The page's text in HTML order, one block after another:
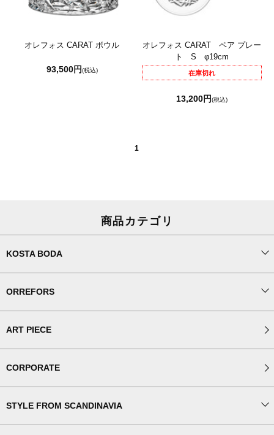
オレフォス CARAT ボウル
93,500円(税込)
オレフォス CARAT ペア プレー
ト S φ19cm
在庫切れ
13,200円(税込)
1
商品カテゴリ
KOSTA BODA
ORREFORS
ART PIECE
CORPORATE
STYLE FROM SCANDINAVIA